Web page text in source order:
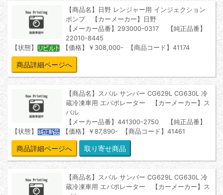
【商品名】日野 レンジャー用 インジェクション
ポンプ 【カーメーカー】日野
【メーカー品番】293000-0317 【純正品番】
22010-8445
【状態】
【価格】￥308,000- 【商品コード】41174
商品詳細ページへ
【商品名】スバル サンバー CG629L CG630L 冷
蔵冷凍車用 エバポレーター 【カーメーカー】ス
バル
【メーカー品番】441300-2750 【純正品番】
【状態】
【価格】￥87,890- 【商品コード】41461
商品詳細ページへ
【商品名】スバル サンバー CG629L CG630L 冷
蔵冷凍車用 エバポレーター 【カーメーカー】ス